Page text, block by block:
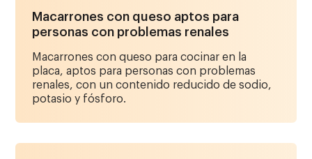
Macarrones con queso aptos para
personas con problemas renales
Macarrones con queso para cocinar en la
placa, aptos para personas con problemas
renales, con un contenido reducido de sodio,
potasio y fósforo.